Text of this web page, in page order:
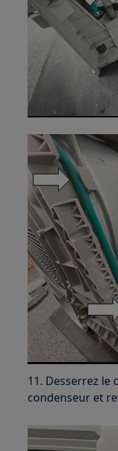
11. Desserrez le
condenseur et